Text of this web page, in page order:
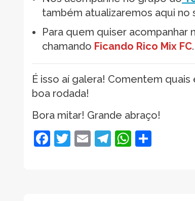
também atualizaremos aqui no
Para quem quiser
chamando Ficando Rico Mix FC.
É isso aí galera! Comentem
boa rodada!
Bora mitar! Grande abraço!
Facebook
Twitter
EmailTelegram